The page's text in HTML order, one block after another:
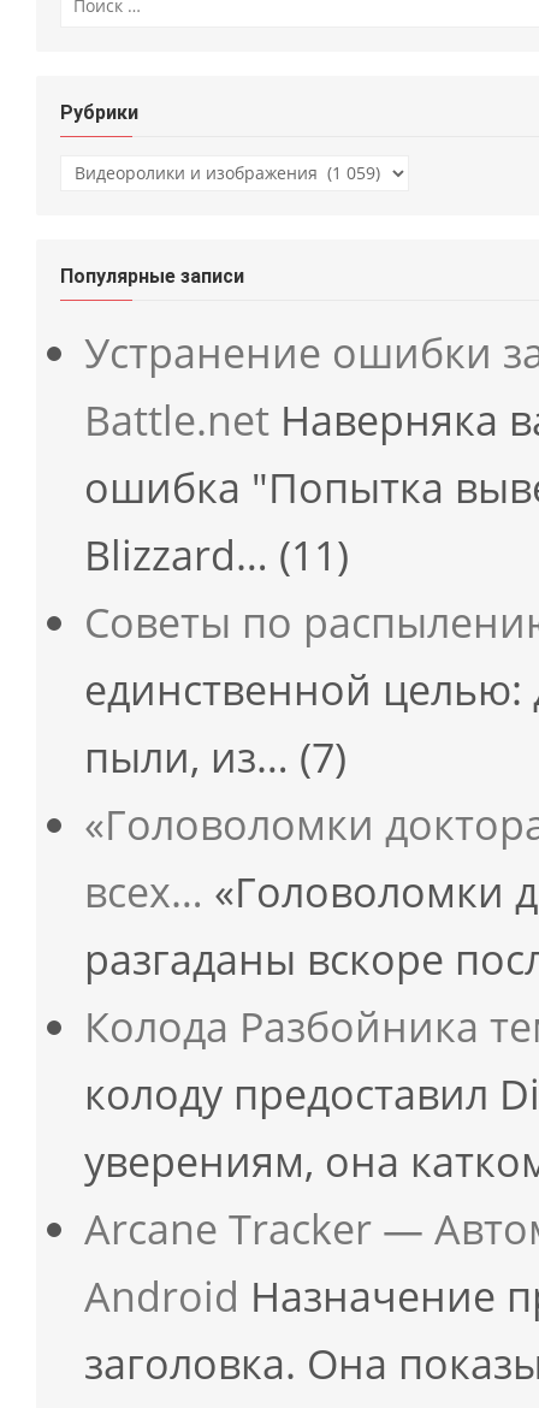
Рубрики
Рубрики
Популярные записи
Устранение ошибки
Battle.net Наверняка
ошибка "Попытка
Blizzard… (11)
Советы по
единственной целью:
пыли, из… (7)
«Головоломки
всех… «Головоломки
разгаданы вскоре
Колода Разбойника
колоду предоставил
уверениям, она
Arcane Tracker —
Android Назначение
заголовка. Она